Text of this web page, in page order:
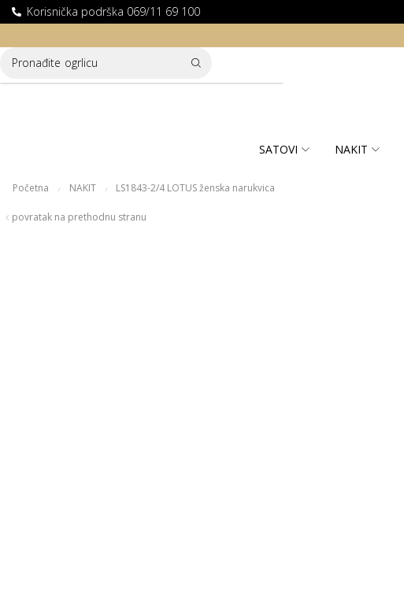
Korisnička podrška 069/11 69 100
DOSTAVA ZA KUPOVINE PREKO 10.000 RSD
Pronađite ogrlicu
SATOVI NAKIT
Početna / NAKIT / LS1843-2/4 LOTUS ženska narukvica
povratak na prethodnu stranu